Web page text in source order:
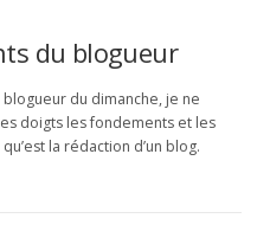
du blogueur
du dimanche, je ne
doigts les fondements et les
la rédaction d’un blog.